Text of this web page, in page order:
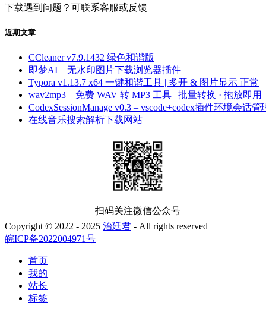
下载遇到问题？可联系客服或反馈
近期文章
CCleaner v7.9.1432 绿色和谐版
即梦AI – 无水印图片下载浏览器插件
Typora v1.13.7 x64 一键和谐工具 | 多开 & 图片显示 正常
wav2mp3 – 免费 WAV 转 MP3 工具 | 批量转换 · 拖放即用
CodexSessionManage v0.3 – vscode+codex插件环境会话管
在线音乐搜索解析下载网站
扫码关注微信公众号
Copyright © 2022 - 2025 治廷君 - All rights reserved
皖ICP备2022004971号
首页
我的
站长
标签